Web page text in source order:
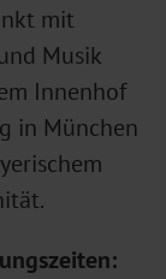
mit
Musik
Innenhof
in München